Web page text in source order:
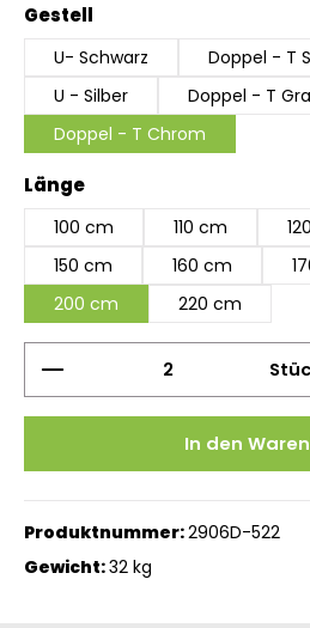
Gestell
U- Schwarz
Doppel - T
U - Silber
Doppel - T
Doppel - T Chrom
Längeauswählen
100 cm 110 cm
150 cm
160 cm
200 cm
220 cm
Produkt Anzahl: Gib den
In den
Produktnummer:2906D-522
Gewicht:32 kg